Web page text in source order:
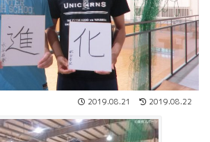
2019.08.21 2019.08.22